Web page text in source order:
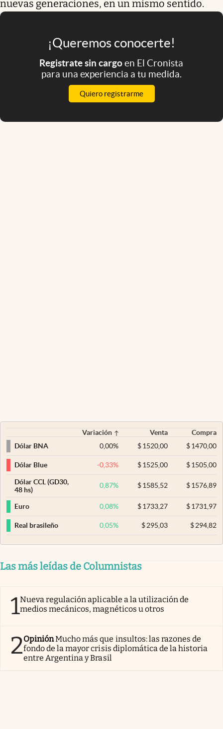
nuevas generaciones, en un mismo sentido.
¡Queremos conocerte!
Registrate sin cargoen El Cronista
para una experiencia a tu medida.
Quiero registrarme
Variación Venta
Compra
Dólar BNA
0,00% $ 1520,00 $1470,00
Dólar Blue -0,33% $ 1525,00 $1505,00
Dólar CCL (GD30,
48 hs)
0,87% $ 1585,52 $1576,89
Euro 0,08% $ 1733,27 $1731,97
Real brasileño 0,05% $ 295,03 $294,82
Las más leídas de Columnistas
1Nueva regulación aplicable a la utilización de
medios mecánicos, magnéticos u otros
2OpiniónMucho más que insultos: las razones de
fondo de la mayor crisis diplomática de la historia
entre Argentina y Brasil